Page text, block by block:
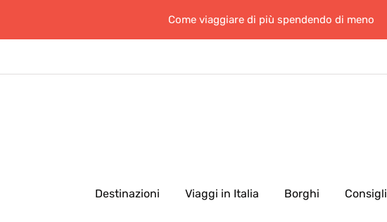
Come viaggiare di più spendendo di meno
Destinazioni Viaggi in Italia Borghi Consigli